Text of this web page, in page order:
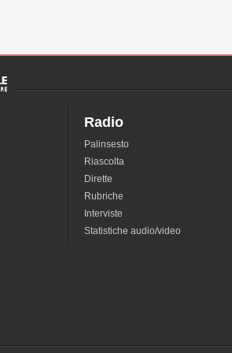
Radio
Palinsesto
Riascolta
Dirette
Rubriche
Interviste
Statistiche audio/video